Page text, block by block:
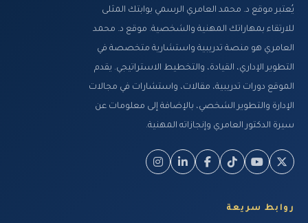
يُعتبر موقع د. محمد العامري الرسمي بوابتك المثلى
للارتقاء بمهاراتك المهنية والشخصية. موقع د. محمد
العامري هو منصة تدريبية واستشارية متخصصة في
التطوير الإداري، القيادة، والتخطيط الاستراتيجي. يقدم
الموقع دورات تدريبية، مقالات، واستشارات في مجالات
الإدارة والتطوير الشخصي، بالإضافة إلى معلومات عن
سيرة الدكتور العامري وإنجازاته المهنية.
روابط سريعة